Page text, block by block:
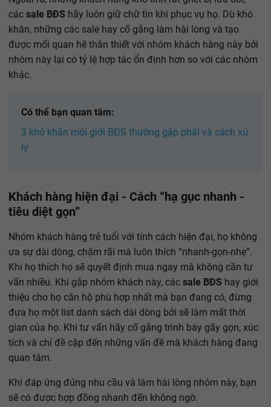
các sale BĐS hãy luôn giữ chữ tìn khi phục vụ họ. Dù khó
khăn, những các sale hay cố gắng làm hài lòng và tạo
được mối quan hệ thân thiết với nhóm khách hàng này bởi
nhóm này lại có tỷ lệ hợp tác ổn định hơn so với các nhóm
khác.
Có thể bạn quan tâm:
3 khó khăn môi giới BĐS thường gặp phải và cách xử
lý
Khách hàng hiện đại - Cách “hạ gục nhanh -
tiêu diệt gọn”
Nhóm khách hàng trẻ tuổi với tính cách hiện đại, họ không
ưa sự dài dòng, chậm rãi mà luôn thích “nhanh-gọn-nhẹ”.
Khi họ thích họ sẽ quyết định mua ngay mà không cần tư
vấn nhiều. Khi gặp nhóm khách này, các sale BĐS hay giới
thiệu cho họ căn hộ phù hợp nhất mà bạn đang có, đừng
đưa họ một list danh sách dài dòng bởi sẽ làm mất thời
gian của họ. Khi tư vấn hãy cố gắng trình bày gãy gọn, xúc
tích và chỉ đề cập đến những vấn đề mà khách hàng đang
quan tâm.
Khi đáp ứng đúng nhu cầu và làm hài lòng nhóm này, bạn
sẽ có được hợp đồng nhanh đến không ngờ.